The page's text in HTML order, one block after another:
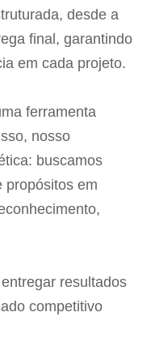
desde a
final, garantindo
em cada projeto.
ferramenta
nosso
buscamos
propósitos em
resultados
competitivo